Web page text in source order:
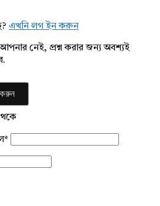
এখনি লগ ইন করুন
নেই, প্রশ্ন করার জন্য অবশ্যই
*